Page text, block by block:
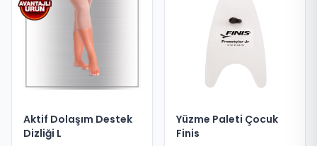
Aktif Dolaşım Destek
Dizliği L
Yüzme Paleti Çocuk
Finis